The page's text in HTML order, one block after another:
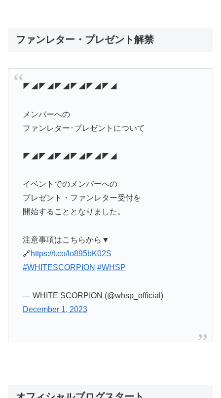
ファンレター・プレゼント解禁
◤◢◤◢◤◢◤◢◤◢◤◢
メンバーへの
ファンレター･プレゼントについて
◤◢◤◢◤◢◤◢◤◢◤◢
イベントでのメンバーへの
プレゼント・ファンレター受付を
開始することとなりました。
注意事項はこちらから▼
🔗https://t.co/Io895bK02S
#WHITESCORPION #WHSP
— WHITE SCORPION (@whsp_official)
December 1, 2023